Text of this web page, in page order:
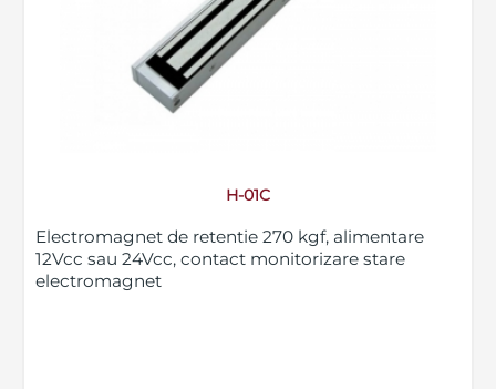
H-01C
Electromagnet de retentie 270 kgf, alimentare
12Vcc sau 24Vcc, contact monitorizare stare
electromagnet